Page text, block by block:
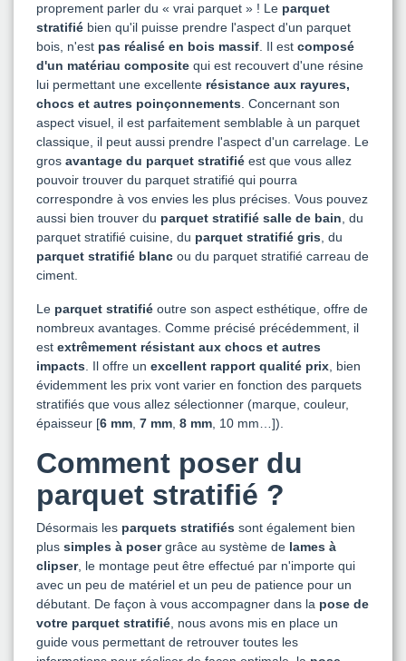
proprement parler du « vrai parquet » ! Le parquet
stratifié bien qu'il puisse prendre l'aspect d'un parquet
bois, n'est pas réalisé en bois massif. Il est composé
d'un matériau composite qui est recouvert d'une résine
lui permettant une excellente résistance aux rayures,
chocs et autres poinçonnements. Concernant son
aspect visuel, il est parfaitement semblable à un parquet
classique, il peut aussi prendre l'aspect d'un carrelage. Le
gros avantage du parquet stratifié est que vous allez
pouvoir trouver du parquet stratifié qui pourra
correspondre à vos envies les plus précises. Vous pouvez
aussi bien trouver du parquet stratifié salle de bain, du
parquet stratifié cuisine, du parquet stratifié gris, du
parquet stratifié blanc ou du parquet stratifié carreau de
ciment.
Le parquet stratifié outre son aspect esthétique, offre de
nombreux avantages. Comme précisé précédemment, il
est extrêmement résistant aux chocs et autres
impacts. Il offre un excellent rapport qualité prix, bien
évidemment les prix vont varier en fonction des parquets
stratifiés que vous allez sélectionner (marque, couleur,
épaisseur [6 mm, 7 mm, 8 mm, 10 mm…]).
Comment poser du
parquet stratifié ?
Désormais les parquets stratifiés sont également bien
plus simples à posergrâce au système de lames à
clipser, le montage peut être effectué par n'importe qui
avec un peu de matériel et un peu de patience pour un
débutant. De façon à vous accompagner dans la pose de
votre parquet stratifié, nous avons mis en place un
guide vous permettant de retrouver toutes les